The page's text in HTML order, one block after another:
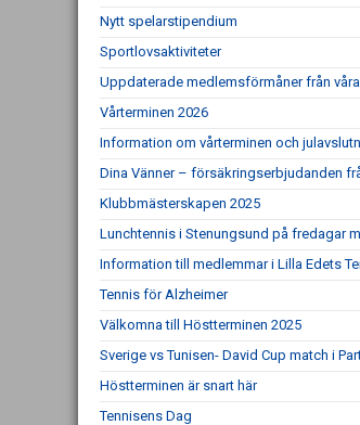
Nytt spelarstipendium
Sportlovsaktiviteter
Uppdaterade medlemsförmåner från
Vårterminen 2026
Information om vårterminen och
Dina Vänner – försäkringserbjudanden
Klubbmästerskapen 2025
Lunchtennis i Stenungsund på fredagar
Information till medlemmar i Lilla Edets
Tennis för Alzheimer
Välkomna till Höstterminen 2025
Sverige vs Tunisen- David Cup match i
Höstterminen är snart här
Tennisens Dag